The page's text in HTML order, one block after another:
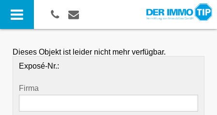
Dieses Objekt ist leider nicht mehr verfügbar.
Exposé-Nr.:
Firma